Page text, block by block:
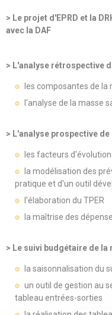
> Le projet d'EPRD et la
avec la DAF
> L'analyse rétrospective
les composantes de la
l'analyse de la masse
> L'analyse prospective
les facteurs
la modélisation des
pratique et d'un outil
l'élaboration du TPER
la maîtrise des
> Le suivi budgétaire de
la saisonnalisation du
un outil de gestion au
tableau entrées-sorties